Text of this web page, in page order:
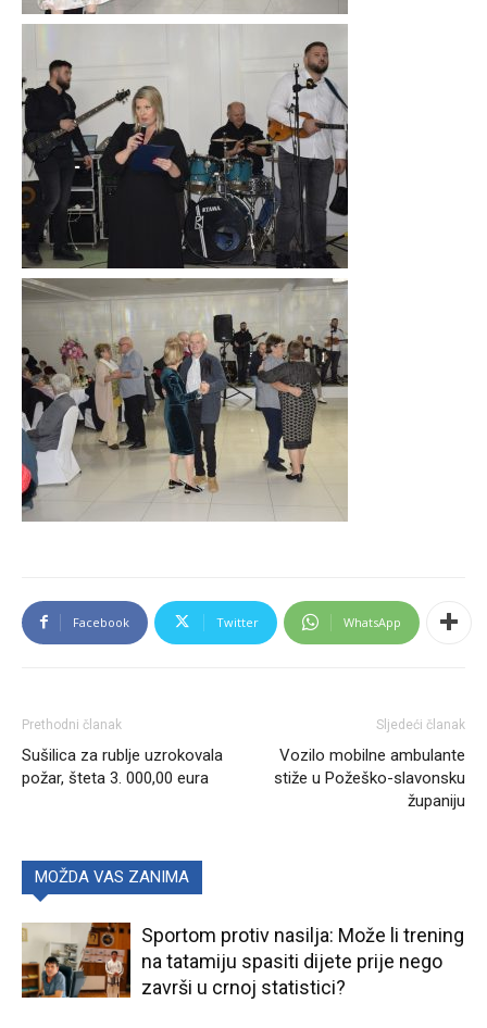
Facebook Twitter WhatsApp
Prethodni članak
Sušilica za rublje uzrokovala
požar, šteta 3. 000,00 eura
Sljedeći članak
Vozilo mobilne ambulante
stiže u Požeško-slavonsku
županiju
MOŽDA VAS ZANIMA
Sportom protiv nasilja: Može li trening
na tatamiju spasiti dijete prije nego
završi u crnoj statistici?